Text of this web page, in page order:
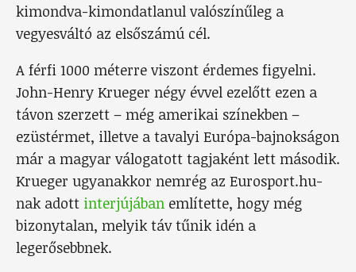
kimondva-kimondatlanul valószínűleg a
vegyesváltó az elsőszámú cél.
A férfi 1000 méterre viszont érdemes figyelni.
John-Henry Krueger négy évvel ezelőtt ezen a
távon szerzett – még amerikai színekben –
ezüstérmet, illetve a tavalyi Európa-bajnokságon
már a magyar válogatott tagjaként lett második.
Krueger ugyanakkor nemrég az Eurosport.hu-
nak adott interjújában említette, hogy még
bizonytalan, melyik táv tűnik idén a
legerősebbnek.